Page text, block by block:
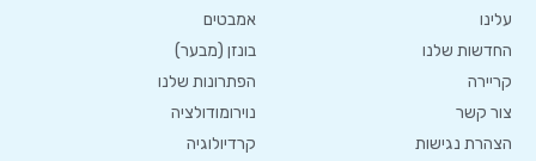
אמבטים
בונזן (מבער)
הפתרונות שלנו
נוירומודולציה
קרדיולוגיה
עלינו
החדשות שלנו
קריירה
צור קשר
הצהרת נגישות